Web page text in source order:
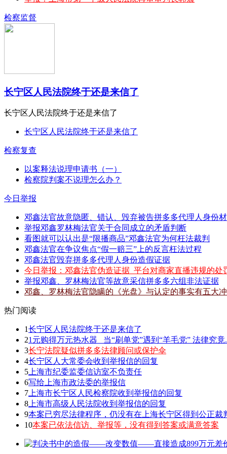
检察监督
长宁区人民法院终于还是来信了
长宁区人民法院终于还是来信了
长宁区人民法院终于还是来信了
检察复查
以案释法说理申请书（一）
检察院判案不说理怎么办？
今日举报
邓鑫法官故意隐匿、错认、毁弃被告拼多多代理人身份
举报邓鑫罗林梅法官关于合同成立的矛盾判断
看图就可以认出是“限播商品”邓鑫法官为何枉法裁判
邓鑫法官在争议焦点“假一赔三”上的反言枉法过程
邓鑫法官毁弃拼多多代理人身份造假证据
今日举报：邓鑫法官伪造证据_平台对商家直播违规的处
举报邓鑫、罗林梅法官等故意采信拼多多六组非法证据
邓鑫、罗林梅法官隐瞒的《光盘》与认定的事实有五大
热门阅读
1长宁区人民法院终于还是来信了
21元购得万元热水器 _当“刷单党”遇到“羊毛党” 法律究竟
3长宁法院疑似拼多多法律顾问或保护伞
4长宁区人大常委会收到举报信的回复
5 上海市纪委监委信访室不负责任
6写给上海市政法委的举报信
7 上海市长宁区人民检察院收到举报信的回复
8 上海市高级人民法院收到举报信的回复
9本案已穷尽法律程序，仍没有在上海长宁区得到公正裁
10本案已依法信访、举报等，没有得到答案或满意答案